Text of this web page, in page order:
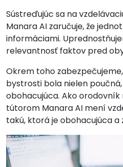
Sústreďujúc sa na
Manara AI zaručuje, že
informáciami.
relevantnosť faktov pred
Okrem toho
bystrosti bola nielen
obohacujúca. Ako
tútorom Manara AI mení
takú, ktorá je obohacujúca